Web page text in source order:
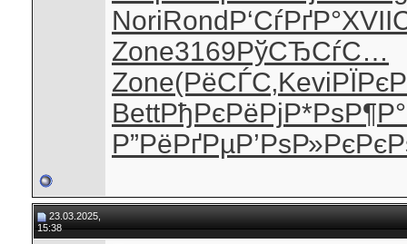
NoriRondР‘СѓРґР°XVII
Zone3169РўСЂСѓС…
Zone(РёСЃС‚Kevi
BettРђРєРёРјР*РѕР¶Р°
Р”РёРґРµР’РѕР»Рє
23.03.2025,
15:38